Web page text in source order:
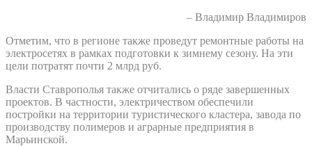
– Владимир Владимиров
Отметим, что в регионе также проведут ремонтные работы на
электросетях в рамках подготовки к зимнему сезону. На эти
цели потратят почти 2 млрд руб.
Власти Ставрополья также отчитались о ряде завершенных
проектов. В частности, электричеством обеспечили
постройки на территории туристического кластера, завода по
производству полимеров и аграрные предприятия в
Марьинской.